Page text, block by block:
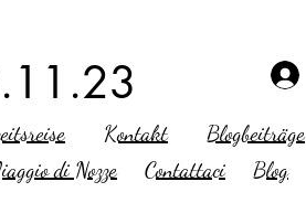
Kontakt
Blogbeiträge
iaggio di NozzeContattaciBlog